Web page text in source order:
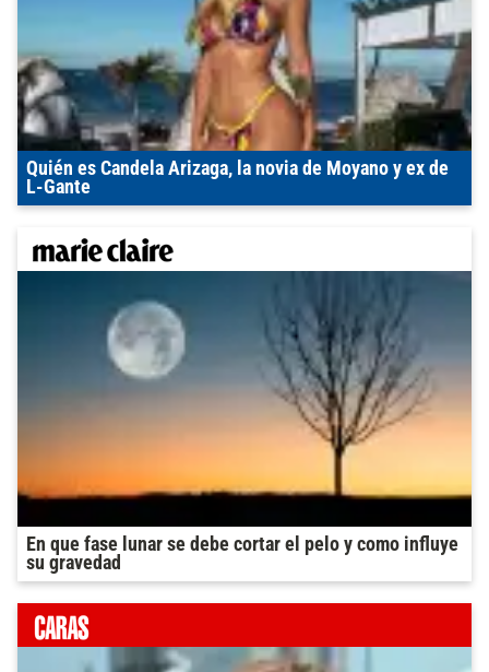
Quién es Candela Arizaga, la novia de Moyano y ex de
L-Gante
En que fase lunar se debe cortar el pelo y como influye
su gravedad